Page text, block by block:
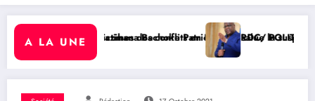
A LA UNE
en RDC
Patrick Baka salue la suspension de l’arrêté interministériel
RDC/ POLITIQUE : Dépolitisation des